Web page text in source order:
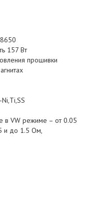
157 Вт
прошивки
в VW режиме – от 0.05
и до 1.5 Ом,